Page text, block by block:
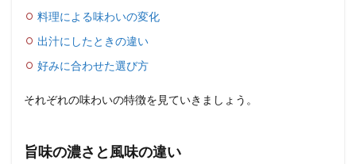
料理による味わいの変化
出汁にしたときの違い
好みに合わせた選び方
それぞれの味わいの特徴を見ていきましょう。
旨味の濃さと風味の違い